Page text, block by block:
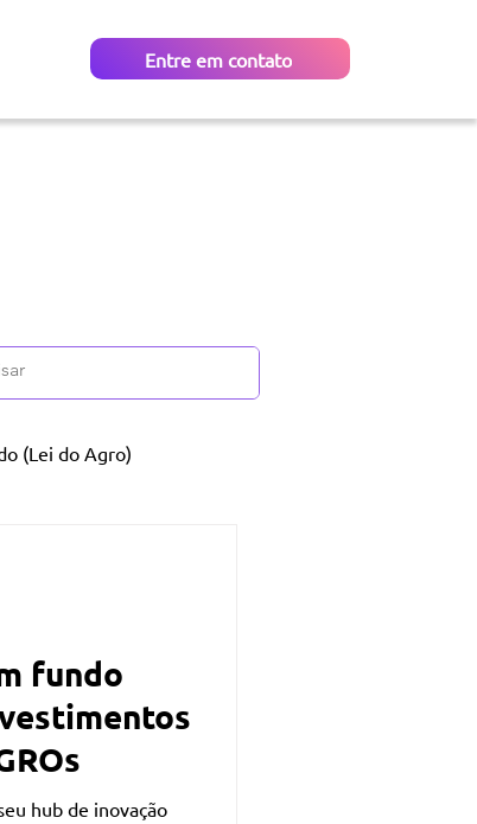
Entre em contato
(Lei do Agro)
fundo
hub de inovação